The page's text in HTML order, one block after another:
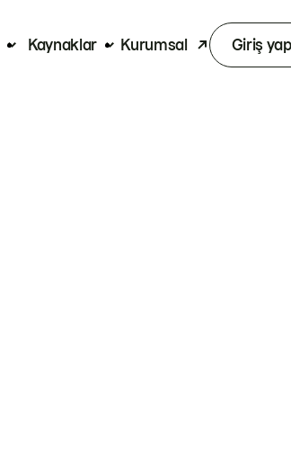
Kaynaklar Kurumsal Giriş yap